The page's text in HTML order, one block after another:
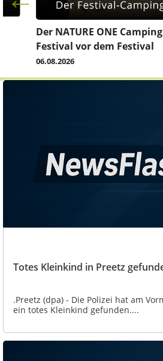
Der NATURE ONE
Festival vor dem Festival
06.08.2026
Totes Kleinkind in Preetz
.Preetz (dpa) - Die Polizei hat am
ein totes Kleinkind gefunden....